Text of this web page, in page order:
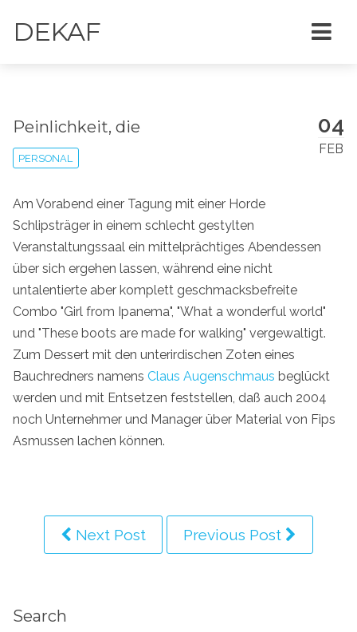
DEKAF
04
FEB
Peinlichkeit, die
PERSONAL
Am Vorabend einer Tagung mit einer Horde
Schlipsträger in einem schlecht gestylten
Veranstaltungssaal ein mittelprächtiges Abendessen
über sich ergehen lassen, während eine nicht
untalentierte aber komplett geschmacksbefreite
Combo "Girl from Ipanema", "What a wonderful world"
und "These boots are made for walking" vergewaltigt.
Zum Dessert mit den unterirdischen Zoten eines
Bauchredners namens Claus Augenschmaus beglückt
werden und mit Entsetzen feststellen, daß auch 2004
noch Unternehmer und Manager über Material von Fips
Asmussen lachen können.
Next Post Previous Post
Search